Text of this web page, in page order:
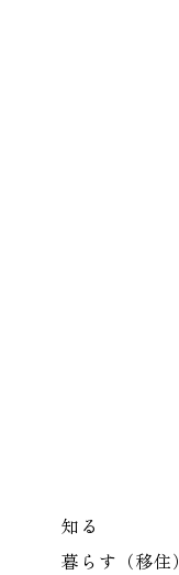
知る
暮らす（移住）